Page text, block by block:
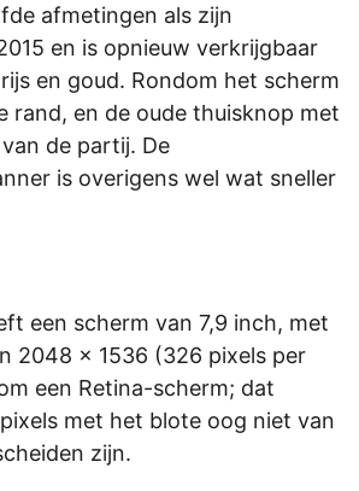
afmetingen als zijn
en is opnieuw verkrijgbaar
en goud. Rondom het scherm
rand, en de oude thuisknop met
de partij. De
is overigens wel wat sneller
een scherm van 7,9 inch, met
2048 x 1536 (326 pixels per
een Retina-scherm; dat
met het blote oog niet van
zijn.